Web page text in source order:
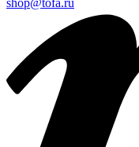
shop@tofa.ru